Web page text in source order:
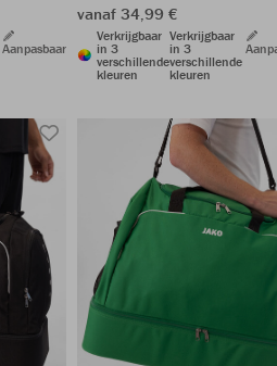
Aanpasbaar
vanaf 34,99 €
Verkrijgbaar
in 3
verschillende
kleuren
Verkrijgbaar
in 3
verschillende
kleuren